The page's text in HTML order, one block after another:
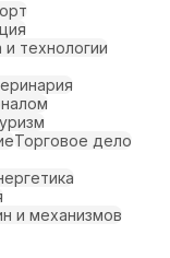
технологии
Торговое дело
и механизмов